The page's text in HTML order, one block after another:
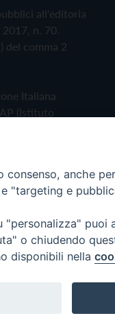
all'editoria
n. 70.
del comma 2
Italiana
(Istituto
anche
"targeting e
puoi
o chiudendo
disponibili nella